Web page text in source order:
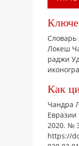
Словарь
Локеш
раджи
Как
Чандра
2020. №
https://